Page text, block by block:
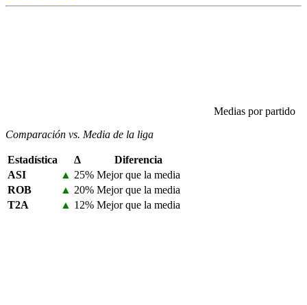
Medias por partido
Comparación vs. Media de la liga
Estadística Δ
Diferencia
ASI
▲ 25% Mejor que la media
ROB
▲ 20% Mejor que la media
T2A
▲ 12% Mejor que la media